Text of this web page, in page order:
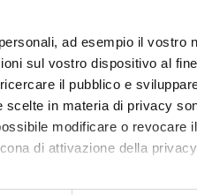
ad esempio il vostro
sul vostro dispositivo al
il pubblico e
in materia di privacy
modificare o revocare
di attivazione della